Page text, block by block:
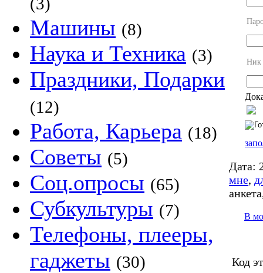
Машины (8)
Наука и Техника (3)
Праздники, Подарки
(12)
Работа, Карьера (18)
Советы (5)
Соц.опросы (65)
Субкультуры (7)
Телефоны, плееры,
гаджеты (30)
Ник
Дата:
мне,
В
Код